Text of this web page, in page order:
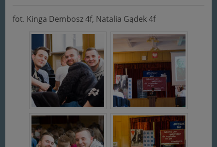
fot. Kinga Dembosz 4f, Natalia Gądek 4f